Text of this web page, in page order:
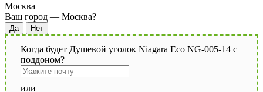
Москва
Ваш город — Москва?
Когда будет Душевой уголок Niagara Eco NG-005-14 с
поддоном?
или